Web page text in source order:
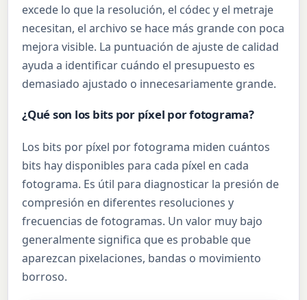
excede lo que la resolución, el códec y el metraje
necesitan, el archivo se hace más grande con poca
mejora visible. La puntuación de ajuste de calidad
ayuda a identificar cuándo el presupuesto es
demasiado ajustado o innecesariamente grande.
¿Qué son los bits por píxel por fotograma?
Los bits por píxel por fotograma miden cuántos
bits hay disponibles para cada píxel en cada
fotograma. Es útil para diagnosticar la presión de
compresión en diferentes resoluciones y
frecuencias de fotogramas. Un valor muy bajo
generalmente significa que es probable que
aparezcan pixelaciones, bandas o movimiento
borroso.